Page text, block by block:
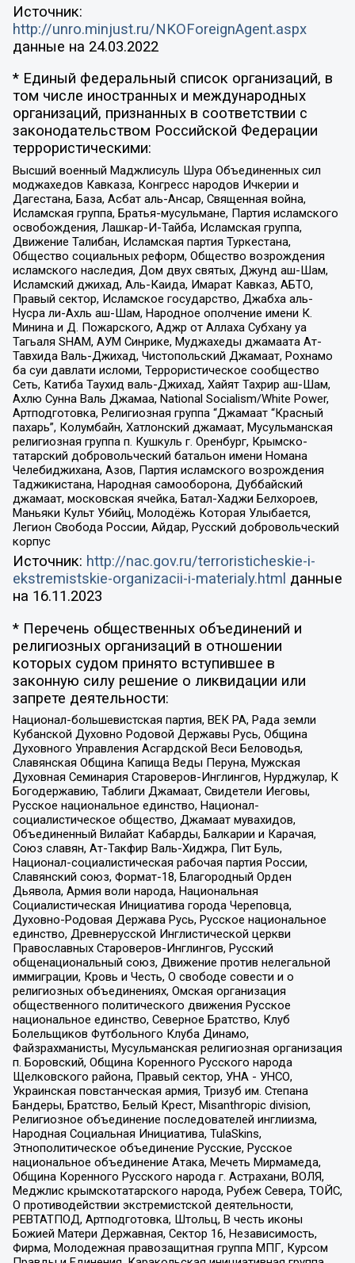
Источник:
http://unro.minjust.ru/NKOForeignAgent.aspx
данные на 24.03.2022
* Единый федеральный список организаций, в
том числе иностранных и международных
организаций, признанных в соответствии с
законодательством Российской Федерации
террористическими:
Высший военный Маджлисуль Шура Объединенных сил
моджахедов Кавказа, Конгресс народов Ичкерии и
Дагестана, База, Асбат аль-Ансар, Священная война,
Исламская группа, Братья-мусульмане, Партия исламского
освобождения, Лашкар-И-Тайба, Исламская группа,
Движение Талибан, Исламская партия Туркестана,
Общество социальных реформ, Общество возрождения
исламского наследия, Дом двух святых, Джунд аш-Шам,
Исламский джихад, Аль-Каида, Имарат Кавказ, АБТО,
Правый сектор, Исламское государство, Джабха аль-
Нусра ли-Ахль аш-Шам, Народное ополчение имени К.
Минина и Д. Пожарского, Аджр от Аллаха Субхану уа
Тагьаля SHAM, АУМ Синрике, Муджахеды джамаата Ат-
Тавхида Валь-Джихад, Чистопольский Джамаат, Рохнамо
ба суи давлати исломи, Террористическое сообщество
Сеть, Катиба Таухид валь-Джихад, Хайят Тахрир аш-Шам,
Ахлю Сунна Валь Джамаа, National Socialism/White Power,
Артподготовка, Религиозная группа “Джамаат “Красный
пахарь”, Колумбайн, Хатлонский джамаат, Мусульманская
религиозная группа п. Кушкуль г. Оренбург, Крымско-
татарский добровольческий батальон имени Номана
Челебиджихана, Азов, Партия исламского возрождения
Таджикистана, Народная самооборона, Дуббайский
джамаат, московская ячейка, Батал-Хаджи Белхороев,
Маньяки Культ Убийц, Молодёжь Которая Улыбается,
Легион Свобода России, Айдар, Русский добровольческий
корпус
Источник: http://nac.gov.ru/terroristicheskie-i-
ekstremistskie-organizacii-i-materialy.html данные
на 16.11.2023
* Перечень общественных объединений и
религиозных организаций в отношении
которых судом принято вступившее в
законную силу решение о ликвидации или
запрете деятельности:
Национал-большевистская партия, ВЕК РА, Рада земли
Кубанской Духовно Родовой Державы Русь, Община
Духовного Управления Асгардской Веси Беловодья,
Славянская Община Капища Веды Перуна, Мужская
Духовная Семинария Староверов-Инглингов, Нурджулар, К
Богодержавию, Таблиги Джамаат, Свидетели Иеговы,
Русское национальное единство, Национал-
социалистическое общество, Джамаат мувахидов,
Объединенный Вилайат Кабарды, Балкарии и Карачая,
Союз славян, Ат-Такфир Валь-Хиджра, Пит Буль,
Национал-социалистическая рабочая партия России,
Славянский союз, Формат-18, Благородный Орден
Дьявола, Армия воли народа, Национальная
Социалистическая Инициатива города Череповца,
Духовно-Родовая Держава Русь, Русское национальное
единство, Древнерусской Инглистической церкви
Православных Староверов-Инглингов, Русский
общенациональный союз, Движение против нелегальной
иммиграции, Кровь и Честь, О свободе совести и о
религиозных объединениях, Омская организация
общественного политического движения Русское
национальное единство, Северное Братство, Клуб
Болельщиков Футбольного Клуба Динамо,
Файзрахманисты, Мусульманская религиозная организация
п. Боровский, Община Коренного Русского народа
Щелковского района, Правый сектор, УНА - УНСО,
Украинская повстанческая армия, Тризуб им. Степана
Бандеры, Братство, Белый Крест, Misanthropic division,
Религиозное объединение последователей инглиизма,
Народная Социальная Инициатива, TulaSkins,
Этнополитическое объединение Русские, Русское
национальное объединение Атака, Мечеть Мирмамеда,
Община Коренного Русского народа г. Астрахани, ВОЛЯ,
Меджлис крымскотатарского народа, Рубеж Севера, ТОЙС,
О противодействии экстремистской деятельности,
РЕВТАТПОД, Артподготовка, Штольц, В честь иконы
Божией Матери Державная, Сектор 16, Независимость,
Фирма, Молодежная правозащитная группа МПГ, Курсом